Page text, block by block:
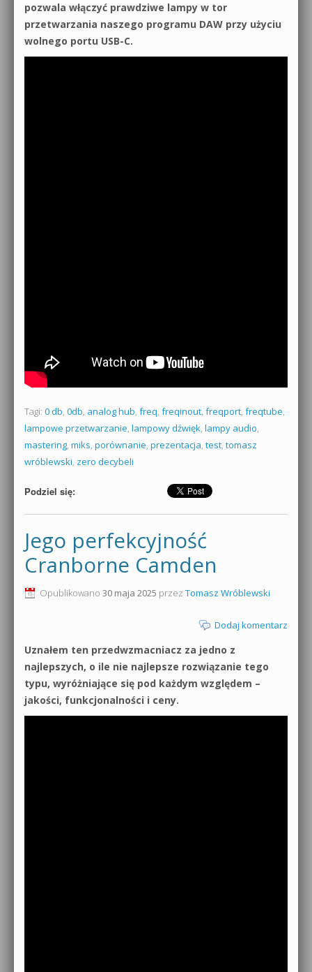
pozwala włączyć prawdziwe lampy w tor
przetwarzania naszego programu DAW przy użyciu
wolnego portu USB-C.
Tagi: 0 db, 0db, analog hub, freq, freqinout, freqport, freqtube,
lampowe przetwarzanie, lampowy dźwięk, lampy audio,
mastering, miks, porównanie, prezentacja, test, tomasz
wróblewski, zero decybeli
Podziel się:
Jego perfekcyjność
Cranborne Camden
Opublikowano 30 maja 2025 przez Tomasz Wróblewski
Dodaj komentarz
Uznałem ten przedwzmacniacz za jedno z
najlepszych, o ile nie najlepsze rozwiązanie tego
typu, wyróżniające się pod każdym względem –
jakości, funkcjonalności i ceny.